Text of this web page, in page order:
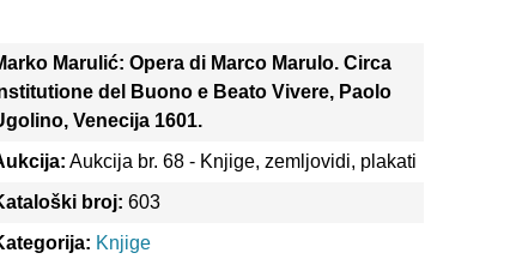
Marulić: Opera di Marco Marulo. Circa
del Buono e Beato Vivere, Paolo
Venecija 1601.
Aukcija br. 68 - Knjige, zemljovidi, plakati
broj: 603
Knjige